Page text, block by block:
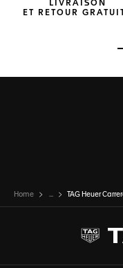
LIVRAISON
ET RETOUR
Home ... TAG Heuer